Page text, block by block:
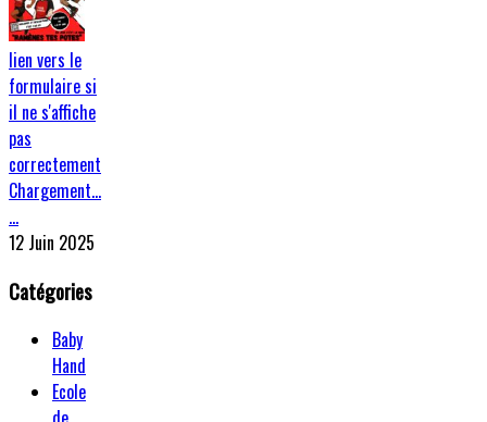
lien vers le
formulaire si
il ne s'affiche
pas
correctement
Chargement…
…
12 Juin 2025
Catégories
Baby
Hand
Ecole